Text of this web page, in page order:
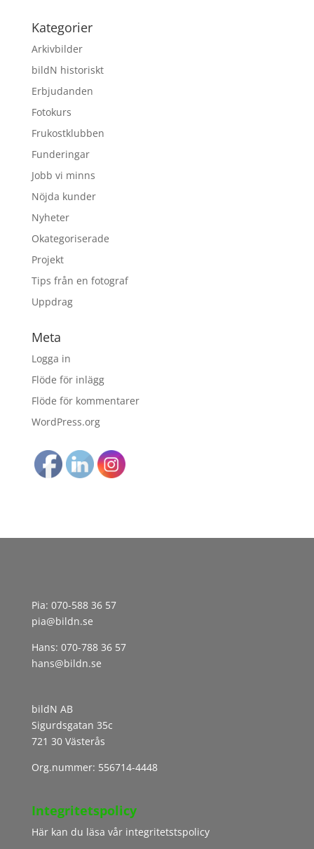
Kategorier
Arkivbilder
bildN historiskt
Erbjudanden
Fotokurs
Frukostklubben
Funderingar
Jobb vi minns
Nöjda kunder
Nyheter
Okategoriserade
Projekt
Tips från en fotograf
Uppdrag
Meta
Logga in
Flöde för inlägg
Flöde för kommentarer
WordPress.org
Pia: 070-588 36 57
pia@bildn.se
Hans: 070-788 36 57
hans@bildn.se
bildN AB
Sigurdsgatan 35c
721 30 Västerås
Org.nummer: 556714-4448
Integritetspolicy
Här kan du läsa vår integritetstspolicy